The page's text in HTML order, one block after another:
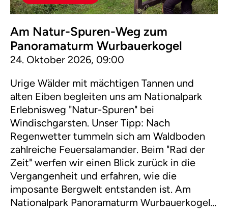
Am Natur-Spuren-Weg zum
Panoramaturm Wurbauerkogel
24. Oktober 2026, 09:00
Urige Wälder mit mächtigen Tannen und
alten Eiben begleiten uns am Nationalpark
Erlebnisweg "Natur-Spuren" bei
Windischgarsten. Unser Tipp: Nach
Regenwetter tummeln sich am Waldboden
zahlreiche Feuersalamander. Beim "Rad der
Zeit" werfen wir einen Blick zurück in die
Vergangenheit und erfahren, wie die
imposante Bergwelt entstanden ist. Am
Nationalpark Panoramaturm Wurbauerkogel